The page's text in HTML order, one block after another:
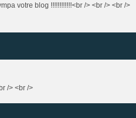
votre blog !!!!!!!!!!!!<br /> <br /> <br />
/> <br />